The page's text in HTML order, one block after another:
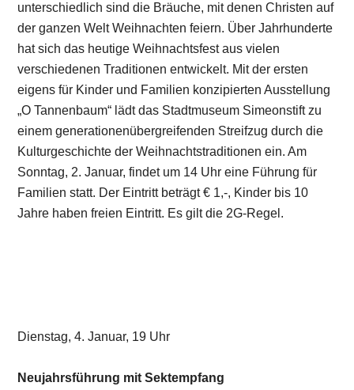
unterschiedlich sind die Bräuche, mit denen Christen auf
der ganzen Welt Weihnachten feiern. Über Jahrhunderte
hat sich das heutige Weihnachtsfest aus vielen
verschiedenen Traditionen entwickelt. Mit der ersten
eigens für Kinder und Familien konzipierten Ausstellung
„O Tannenbaum“ lädt das Stadtmuseum Simeonstift zu
einem generationenübergreifenden Streifzug durch die
Kulturgeschichte der Weihnachtstraditionen ein. Am
Sonntag, 2. Januar, findet um 14 Uhr eine Führung für
Familien statt. Der Eintritt beträgt € 1,-, Kinder bis 10
Jahre haben freien Eintritt. Es gilt die 2G-Regel.
Dienstag, 4. Januar, 19 Uhr
Neujahrsführung mit Sektempfang